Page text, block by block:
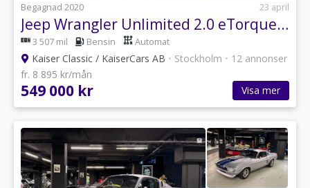
Begagnad 2020 23 april
Jeep Wrangler Unlimited 2.0 eTorque 4WD Euro 6
3 507 mil Bensin Automat
Kaiser Classic / KaiserCars AB • Stockholm • 12 annonser
fr. 8 895 kr/mån
549 000 kr Visa mer